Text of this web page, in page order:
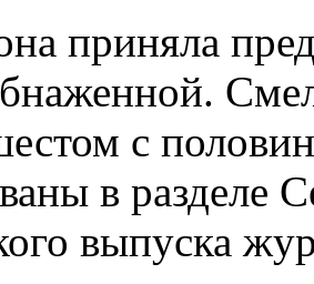
приняла
с
в разделе
выпуска